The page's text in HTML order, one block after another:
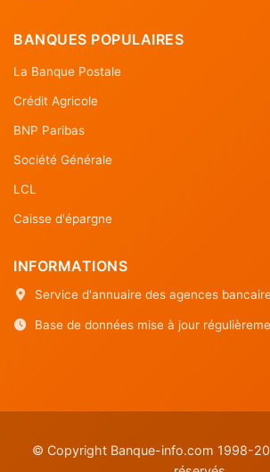
BANQUES POPULAIRES
La Banque Postale
Crédit Agricole
BNP Paribas
Société Générale
LCL
Caisse d'épargne
INFORMATIONS
Service d'annuaire des agences
Base de données mise à jour
© Copyright Banque-info.com 1998-